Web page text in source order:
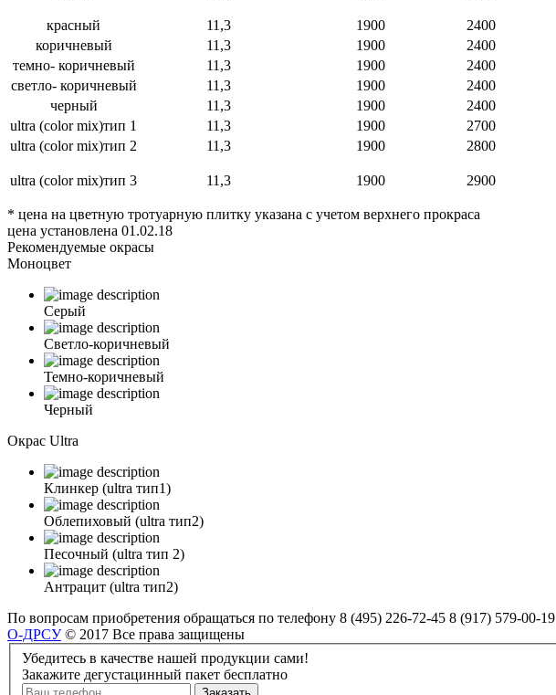
красный 11,3 1900
2400
коричневый
11,3 1900
2400
темно- коричневый
11,3 1900
2400
светло- коричневый
11,3 1900
2400
черный
11,3 1900
2400
ultra (color mix)тип 1
11,3 1900
2700
ultra (color mix)тип 2
11,3 1900 2800
ultra (color mix)тип 3 11,3 1900 2900
* цена на цветную тротуарную плитку указана с учетом верхнего прокраса
цена установлена 01.02.18
Рекомендуемые окрасы
Моноцвет
Серый
Светло-коричневый
Темно-коричневый
Черный
Окрас Ultra
Клинкер (ultra тип1)
Облепиховый (ultra тип2)
Песочный (ultra тип 2)
Антрацит (ultra тип2)
По вопросам приобретения обращаться по телефону 8 (495) 226-72-45 8 (917) 579-00-19
О-ДРСУ © 2017 Все права защищены
Убедитесь в качестве нашей продукции сами!
Закажите дегустацинный пакет бесплатно